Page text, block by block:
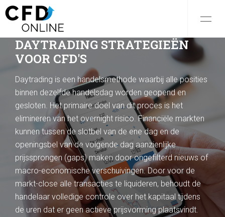
DAYTRADING STRATEGIEËN
VOOR CFD'S
Daytrading is een handelsmethode waarbij alle posities
binnen dezelfde handelsdag worden geopend en
gesloten. Het primaire doel van dit proces is het
elimineren van het overnight risico. Financiële markten
kunnen tussen de slotbel van de ene dag en de
openingsbel van de volgende dag aanzienlijke
prijssprongen (gaps) maken door ongefilterd nieuws of
macro-economische verschuivingen. Door voor de
markt-close alle transacties te liquideren, behoudt de
handelaar volledige controle over het kapitaal tijdens
de uren dat er geen actieve prijsvorming plaatsvindt.